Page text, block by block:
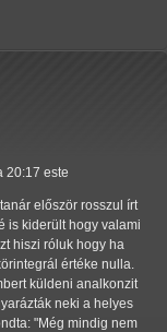
20:17 este
először rosszul írt
is kiderült hogy valami
hiszi róluk hogy ha
értéke nulla.
küldeni analkonzit
neki a helyes
"Még mindig nem